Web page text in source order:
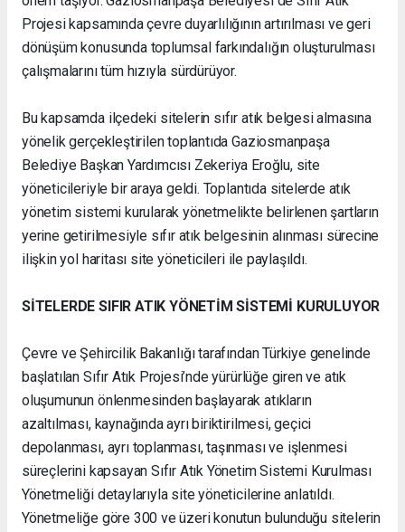
Projesi kapsamında çevre duyarlılığının artırılması ve geri
dönüşüm konusunda toplumsal farkındalığın oluşturulması
çalışmalarını tüm hızıyla sürdürüyor.
Bu kapsamda ilçedeki sitelerin sıfır atık belgesi almasına
yönelik gerçekleştirilen toplantıda Gaziosmanpaşa
Belediye Başkan Yardımcısı Zekeriya Eroğlu, site
yöneticileriyle bir araya geldi. Toplantıda sitelerde atık
yönetim sistemi kurularak yönetmelikte belirlenen şartların
yerine getirilmesiyle sıfır atık belgesinin alınması sürecine
ilişkin yol haritası site yöneticileri ile paylaşıldı.
SİTELERDE SIFIR ATIK YÖNETİM SİSTEMİ KURULUYOR
Çevre ve Şehircilik Bakanlığı tarafından Türkiye genelinde
başlatılan Sıfır Atık Projesi’nde yürürlüğe giren ve atık
oluşumunun önlenmesinden başlayarak atıkların
azaltılması, kaynağında ayrı biriktirilmesi, geçici
depolanması, ayrı toplanması, taşınması ve işlenmesi
süreçlerini kapsayan Sıfır Atık Yönetim Sistemi Kurulması
Yönetmeliği detaylarıyla site yöneticilerine anlatıldı.
Yönetmeliğe göre 300 ve üzeri konutun bulunduğu sitelerin